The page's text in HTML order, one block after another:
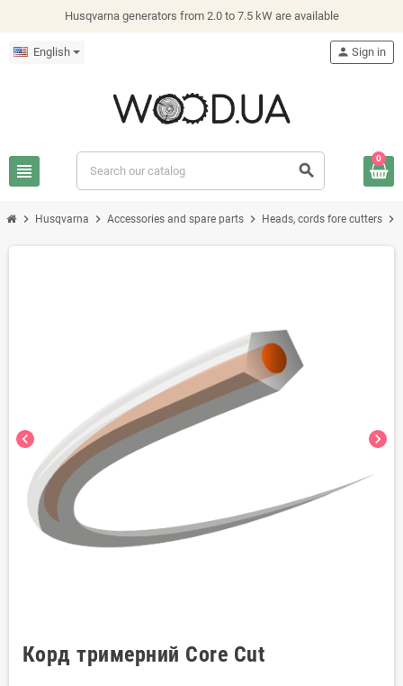
Husqvarna generators from 2.0 to 7.5 kW are available
English
view_headline search
person Sign in
0
chevron_right Husqvarna chevron_right Accessories and spare parts chevron_right Heads, cords fore cutters chevron_right
chevron_left chevron_right
Корд тримерний Core Cut